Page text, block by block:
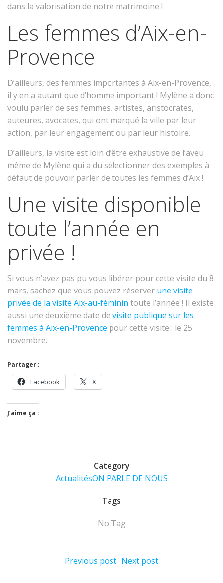
dans la valorisation de notre matrimoine !
Les femmes d’Aix-en-
Provence
D’ailleurs, des femmes importantes à Aix-en-Provence,
il y en a autant que d’homme important ! Mylène a donc
voulu parler de ses femmes, artistes, aristocrates,
auteures, avocates, qui ont marqué la ville par leur
action, par leur engagement ou par leur histoire.
D’ailleurs, la visite est loin d’être exhaustive de l’aveu
même de Mylène qui a du sélectionner des exemples à
défaut de pouvoir parler de toutes les femmes d’Aix !
Une visite disponible
toute l’année en
privée !
Si vous n’avez pas pu vous libérer pour cette visite du 8
mars, sachez que vous pouvez réserver une visite
privée de la visite Aix-au-féminin toute l’année ! Il existe
aussi une deuxième date de visite publique sur les
femmes à Aix-en-Provence pour cette visite : le 25
novembre.
Partager :
Facebook X
J’aime ça :
Category
ActualitésON PARLE DE NOUS
Tags
No Tag
Post
Previous post Post
Next post